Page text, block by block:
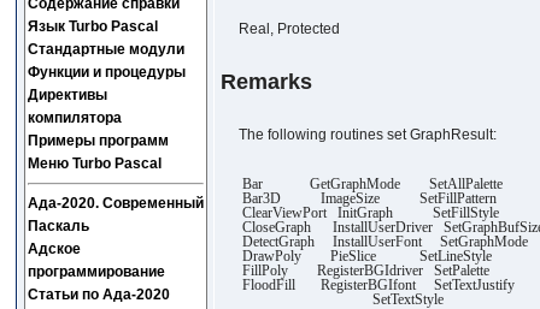
Содержание справки
Язык Turbo Pascal
Стандартные модули
Функции и процедуры
Директивы
компилятора
Примеры программ
Меню Turbo Pascal
Ада-2020. Современный
Паскаль
Адское
программирование
Статьи по Ада-2020
Real, Protected
Remarks
The following routines set GraphResult:
Bar GetGraphMode SetAllPalette
Bar3D ImageSize SetFillPattern
ClearViewPort InitGraph SetFillStyle
CloseGraph InstallUserDriver
DetectGraph InstallUserFont SetGraphMode
DrawPoly PieSlice SetLineStyle
FillPoly RegisterBGIdriver SetPalette
FloodFill RegisterBGIfont SetTextJustify
SetTextStyle